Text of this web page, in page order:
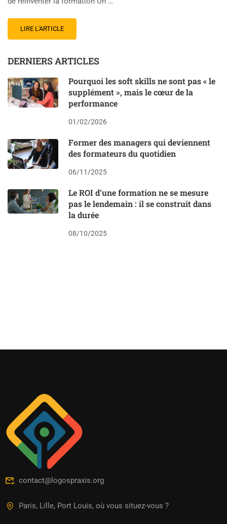
LIRE L'ARTICLE
DERNIERS ARTICLES
Pourquoi les soft skills ne sont pas « le
supplément », mais le cœur de la
performance
01/02/2026
Former des managers qui deviennent
des formateurs du quotidien
06/11/2025
Le ROI d’une formation ne se mesure
pas le lendemain : il se construit dans
la durée
08/10/2025
contact@logospraxis.org
Paris, Lille, Port Louis, où vous situez-vous ?